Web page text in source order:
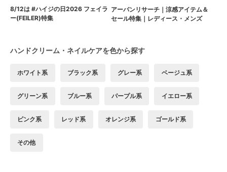
8/12は #ハイジの日2026 フェイラ
ー(FEILER)特集
アーバンリサーチ｜涼感アイテム＆
セール特集｜レディース・メンズ
ハンドクリーム・ネイルケアを色から探す
ホワイト系 ブラック系 グレー系 ベージュ系
グリーン系 ブルー系 パープル系 イエロー系
ピンク系 レッド系 オレンジ系 ゴールド系
その他